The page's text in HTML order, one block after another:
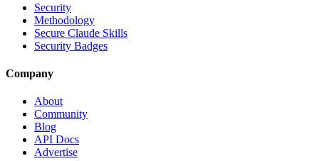
Security
Methodology
Secure Claude Skills
Security Badges
Company
About
Community
Blog
API Docs
Advertise